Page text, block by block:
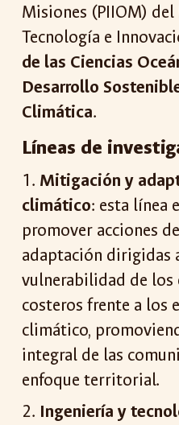
Misiones (PIIOM)
Tecnología e
de las Ciencias
Desarrollo
Climática.
Líneas de
1. Mitigación y
climático: esta línea
promover acciones
adaptación dirigidas
vulnerabilidad de los
costeros frente a los
climático,
integral de las
enfoque territorial.
2. Ingeniería y